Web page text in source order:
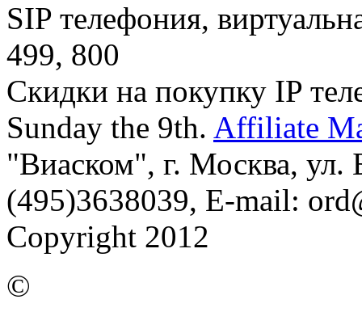
SIP телефония,
499, 800
Скидки на покупку IP
Sunday the 9th. Affiliate
"Виаском", г. Москва, ул.
(495)3638039, E-mail:
Copyright 2012
©